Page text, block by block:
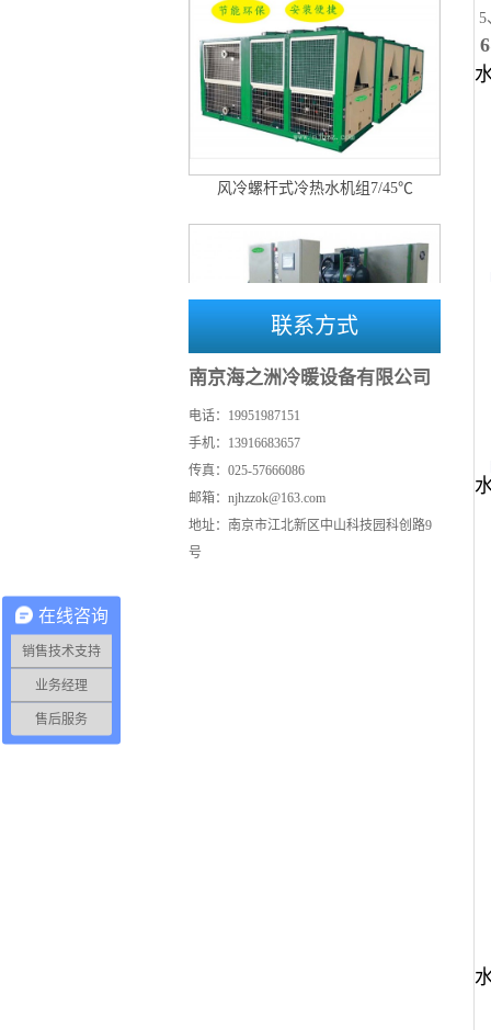
一体化水冷螺杆式工业冷水机组7℃
联系方式
南京海之洲冷暖设备有限公司
电话：19951987151
手机：13916683657
传真：025-57666086
邮箱：njhzzok@163.com
地址：南京市江北新区中山科技园科创路9
号
5
在线咨询
销售技术支持
业务经理
售后服务